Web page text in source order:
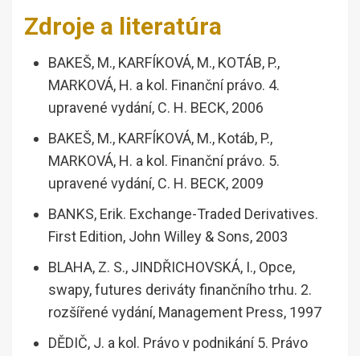
Zdroje a literatúra
BAKEŠ, M., KARFÍKOVÁ, M., KOTÁB, P.,
MARKOVÁ, H. a kol. Finanční právo. 4.
upravené vydání, C. H. BECK, 2006
BAKEŠ, M., KARFÍKOVÁ, M., Kotáb, P.,
MARKOVÁ, H. a kol. Finanční právo. 5.
upravené vydání, C. H. BECK, 2009
BANKS, Erik. Exchange-Traded Derivatives.
First Edition, John Willey & Sons, 2003
BLAHA, Z. S., JINDŘICHOVSKÁ, I., Opce,
swapy, futures deriváty finančního trhu. 2.
rozšířené vydání, Management Press, 1997
DĚDIČ, J. a kol. Právo v podnikání 5. Právo